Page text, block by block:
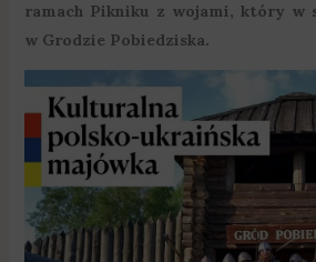
ramach Pikniku z wojami, który w
w Grodzie Pobiedziska.